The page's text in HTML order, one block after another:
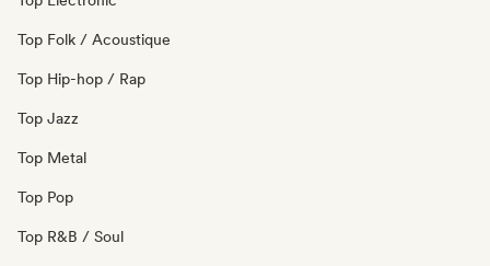
Top Folk / Acoustique
Top Hip-hop / Rap
Top Jazz
Top Metal
Top Pop
Top R&B / Soul